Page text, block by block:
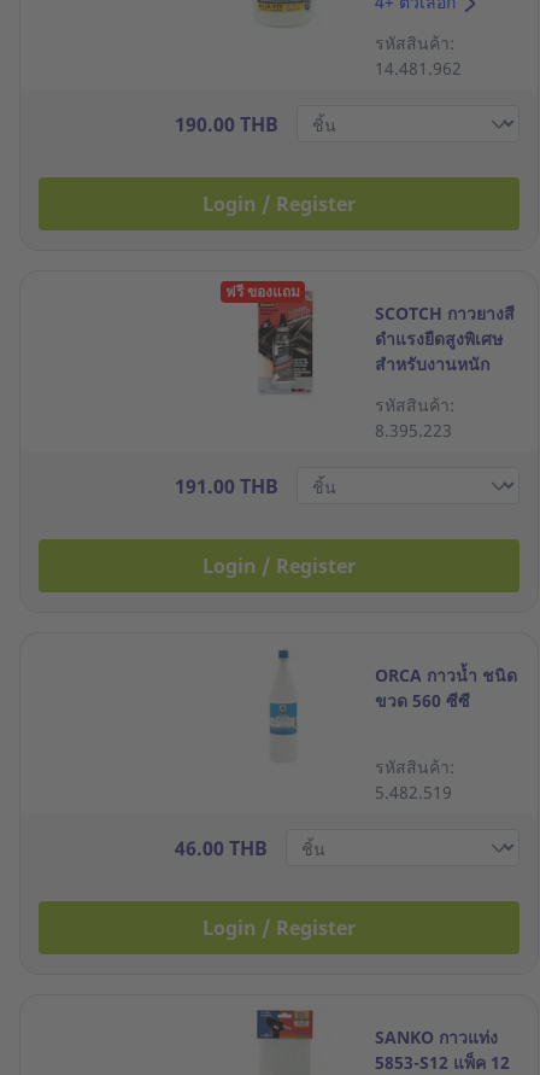
รหัสสินค้า:
14.481.962
190.00 THB
Login / Register
ฟรี ของแถม
SCOTCH กาวยางสี
ดำแรงยืดสูงพิเศษ
สำหรับงานหนัก
รหัสสินค้า:
8.395.223
191.00 THB
Login / Register
ORCA กาวน้ำ ชนิด
ขวด 560 ซีซี
รหัสสินค้า:
5.482.519
46.00 THB
Login / Register
SANKO กาวแท่ง
5853-S12 แพ็ค 12